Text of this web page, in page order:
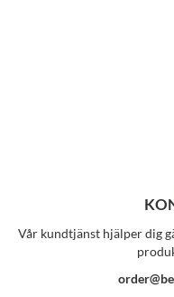
Vår kundtjänst hjälper dig